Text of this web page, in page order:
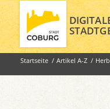
Startseite / Artikel A-Z /